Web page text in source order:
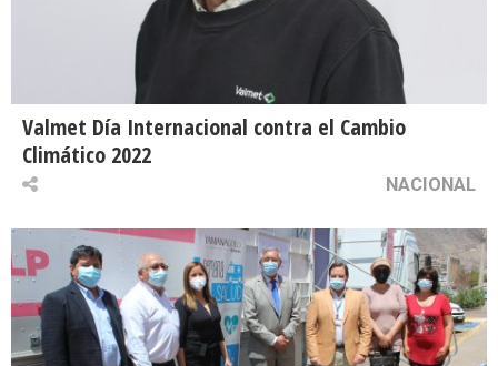
Valmet Día Internacional contra el Cambio
Climático 2022
NACIONAL